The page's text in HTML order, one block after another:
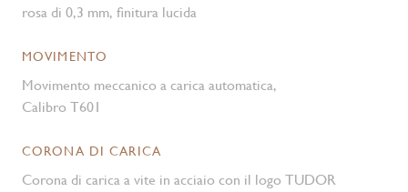
rosa di 0,3 mm, finitura lucida
MOVIMENTO
Movimento meccanico a carica automatica,
Calibro T601
CORONA DI CARICA
Corona di carica a vite in acciaio con il logo TUDOR